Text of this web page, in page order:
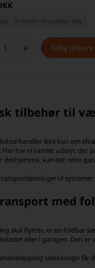
-Vi sender din pakke i dag
+
tilbehør til
handler ikke kun om
Her har vi samlet udstyr, der
derhjemme, kan det rette
til
med
skal flyttes, er en foldbar
eller i garagen. Den
sækkevogn får